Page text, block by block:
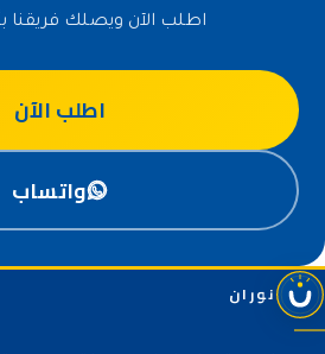
اطلب الآن ويصلك فريقنا
اطلب الآن
واتساب
نوران